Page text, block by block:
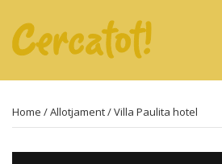
Home /Allotjament/ Villa Paulita hotel